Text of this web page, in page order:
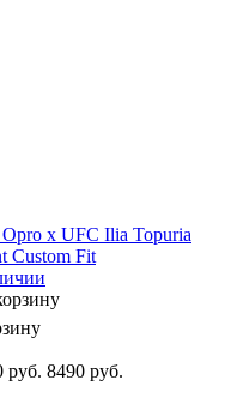
x UFC Ilia Topuria
Custom Fit
руб. 8490 руб.